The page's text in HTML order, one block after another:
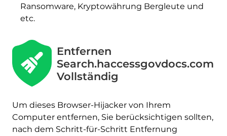
Ransomware, Kryptowährung Bergleute und
etc.
Entfernen
Search.haccessgovdocs.com
Vollständig
Um dieses Browser-Hijacker von Ihrem
Computer entfernen, Sie berücksichtigen sollten,
nach dem Schritt-für-Schritt Entfernung